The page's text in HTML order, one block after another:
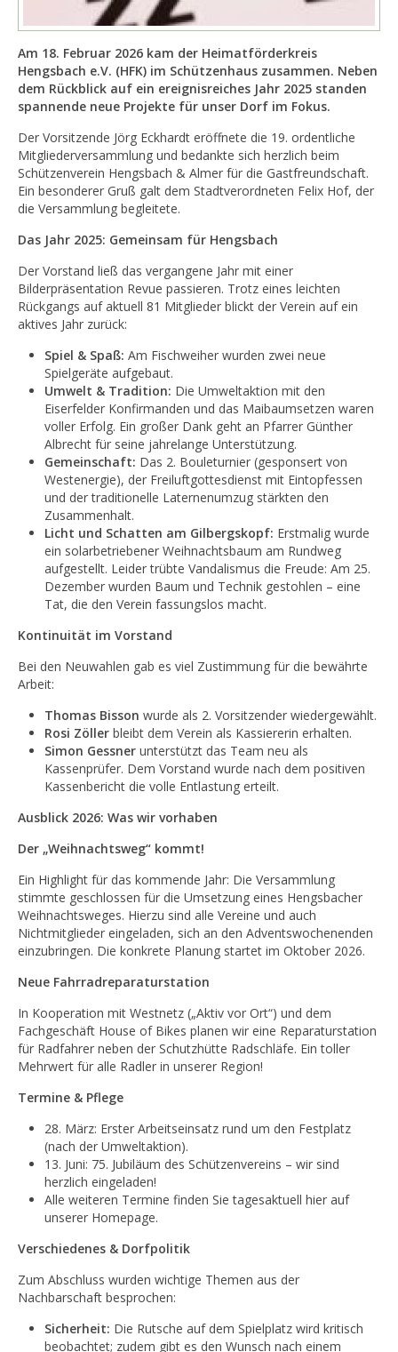
Am 18. Februar 2026 kam der Heimatförderkreis
Hengsbach e.V. (HFK) im Schützenhaus zusammen. Neben
dem Rückblick auf ein ereignisreiches Jahr 2025 standen
spannende neue Projekte für unser Dorf im Fokus.
Der Vorsitzende Jörg Eckhardt eröffnete die 19. ordentliche
Mitgliederversammlung und bedankte sich herzlich beim
Schützenverein Hengsbach & Almer für die Gastfreundschaft.
Ein besonderer Gruß galt dem Stadtverordneten Felix Hof, der
die Versammlung begleitete.
Das Jahr 2025: Gemeinsam für Hengsbach
Der Vorstand ließ das vergangene Jahr mit einer
Bilderpräsentation Revue passieren. Trotz eines leichten
Rückgangs auf aktuell 81 Mitglieder blickt der Verein auf ein
aktives Jahr zurück:
Spiel & Spaß: Am Fischweiher wurden zwei neue
Spielgeräte aufgebaut.
Umwelt & Tradition: Die Umweltaktion mit den
Eiserfelder Konfirmanden und das Maibaumsetzen waren
voller Erfolg. Ein großer Dank geht an Pfarrer Günther
Albrecht für seine jahrelange Unterstützung.
Gemeinschaft: Das 2. Bouleturnier (gesponsert von
Westenergie), der Freiluftgottesdienst mit Eintopfessen
und der traditionelle Laternenumzug stärkten den
Zusammenhalt.
Licht und Schatten am Gilbergskopf: Erstmalig wurde
ein solarbetriebener Weihnachtsbaum am Rundweg
aufgestellt. Leider trübte Vandalismus die Freude: Am 25.
Dezember wurden Baum und Technik gestohlen – eine
Tat, die den Verein fassungslos macht.
Kontinuität im Vorstand
Bei den Neuwahlen gab es viel Zustimmung für die bewährte
Arbeit:
Thomas Bisson wurde als 2. Vorsitzender wiedergewählt.
Rosi Zöller bleibt dem Verein als Kassiererin erhalten.
Simon Gessner unterstützt das Team neu als
Kassenprüfer. Dem Vorstand wurde nach dem positiven
Kassenbericht die volle Entlastung erteilt.
Ausblick 2026: Was wir vorhaben
Der „Weihnachtsweg“ kommt!
Ein Highlight für das kommende Jahr: Die Versammlung
stimmte geschlossen für die Umsetzung eines Hengsbacher
Weihnachtsweges. Hierzu sind alle Vereine und auch
Nichtmitglieder eingeladen, sich an den Adventswochenenden
einzubringen. Die konkrete Planung startet im Oktober 2026.
Neue Fahrradreparaturstation
In Kooperation mit Westnetz („Aktiv vor Ort“) und dem
Fachgeschäft House of Bikes planen wir eine Reparaturstation
für Radfahrer neben der Schutzhütte Radschläfe. Ein toller
Mehrwert für alle Radler in unserer Region!
Termine & Pflege
28. März: Erster Arbeitseinsatz rund um den Festplatz
(nach der Umweltaktion).
13. Juni: 75. Jubiläum des Schützenvereins – wir sind
herzlich eingeladen!
Alle weiteren Termine finden Sie tagesaktuell hier auf
unserer Homepage.
Verschiedenes & Dorfpolitik
Zum Abschluss wurden wichtige Themen aus der
Nachbarschaft besprochen:
Sicherheit: Die Rutsche auf dem Spielplatz wird kritisch
beobachtet; zudem gibt es den Wunsch nach einem